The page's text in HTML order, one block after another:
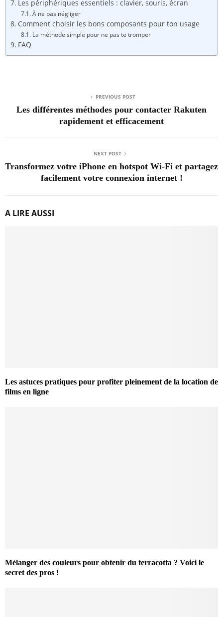
Les périphériques essentiels : clavier, souris, écran
À ne pas négliger
Comment choisir les bons composants pour ton usage
La méthode simple pour ne pas te tromper
FAQ
PREVIOUS POST
Les différentes méthodes pour contacter Rakuten
rapidement et efficacement
NEXT POST
Transformez votre iPhone en hotspot Wi-Fi et partagez
facilement votre connexion internet !
A LIRE AUSSI
Les astuces pratiques pour profiter pleinement de la location de
films en ligne
Mélanger des couleurs pour obtenir du terracotta ? Voici le
secret des pros !